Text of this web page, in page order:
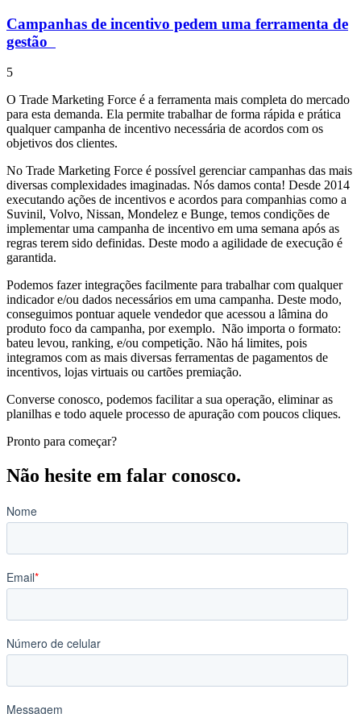
Campanhas de incentivo pedem uma ferramenta de
gestão
5
O Trade Marketing Force é a ferramenta mais completa do mercado
para esta demanda. Ela permite trabalhar de forma rápida e prática
qualquer campanha de incentivo necessária de acordos com os
objetivos dos clientes.
No Trade Marketing Force é possível gerenciar campanhas das mais
diversas complexidades imaginadas. Nós damos conta! Desde 2014
executando ações de incentivos e acordos para companhias como a
Suvinil, Volvo, Nissan, Mondelez e Bunge, temos condições de
implementar uma campanha de incentivo em uma semana após as
regras terem sido definidas. Deste modo a agilidade de execução é
garantida.
Podemos fazer integrações facilmente para trabalhar com qualquer
indicador e/ou dados necessários em uma campanha. Deste modo,
conseguimos pontuar aquele vendedor que acessou a lâmina do
produto foco da campanha, por exemplo. Não importa o formato:
bateu levou, ranking, e/ou competição. Não há limites, pois
integramos com as mais diversas ferramentas de pagamentos de
incentivos, lojas virtuais ou cartões premiação.
Converse conosco, podemos facilitar a sua operação, eliminar as
planilhas e todo aquele processo de apuração com poucos cliques.
Pronto para começar?
Não hesite em falar conosco.